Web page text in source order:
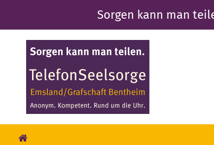
Inhalt
Sorgen kann man